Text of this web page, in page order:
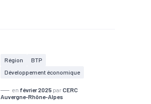
#Travaux publics
Région
BTP
Développement économique
en février 2025 par CERC
Auvergne-Rhône-Alpes